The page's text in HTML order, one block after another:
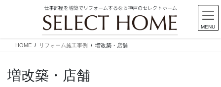
仕事部屋を増築でリフォームするなら神戸のセレクトホーム
HOME リフォーム施工事例 増改築・店舗
増改築・店舗
MENU